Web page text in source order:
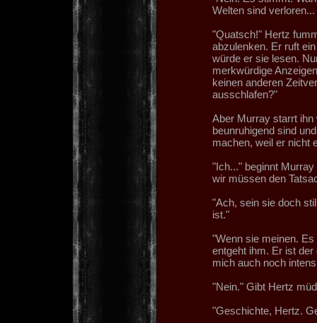
Welten sind
"Quatsch!" Hertz
abzulenken. Er ruft
würde er sie lesen.
merkwürdige
keinen anderen
ausschlafen?"
Aber Murray starrt ihn
beunruhigend sind
machen, weil er nicht
"Ich..." beginnt
wir müssen den
"Ach, sein sie doch
ist."
"Wenn sie meinen.
entgeht ihm. Er ist
mich auch noch
"Nein." Gibt Hertz
"Geschichte, Hertz.